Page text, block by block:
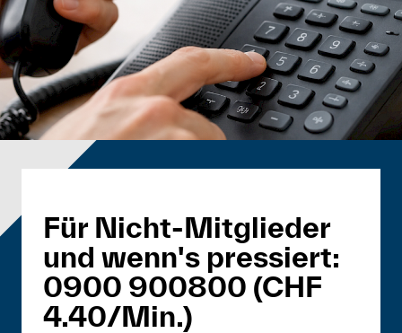
Für Nicht-Mitglieder
und wenn's pressiert:
0900 900800 (CHF
4.40/Min.)